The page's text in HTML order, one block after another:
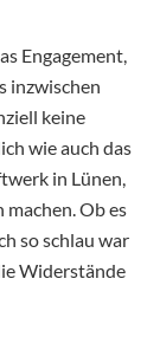
Engagement,
inzwischen
keine
wie auch das
in Lünen,
Ob es
so schlau war
Widerstände